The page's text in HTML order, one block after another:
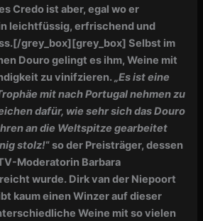
Credo ist aber, egal wo er
leichtfüssig, erfrischend und
grey_box][grey_box] Selbst im
Douro gelingt es ihm, Weine mit
zu vinifzieren.„Es ist eine
mit nach Portugal nehmen zu
dafür, wie sehr sich das Douro
an die Weltspitze gearbeitet
stolz!“ so der Preisträger, dessen
Moderatorin Barbara
wurde. Dirk van der Niepoort
kaum einen Winzer auf dieser
Weine mit so vielen